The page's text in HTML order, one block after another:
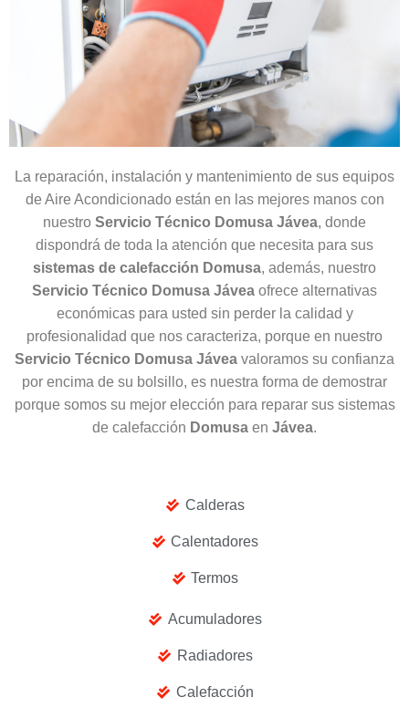
La reparación, instalación y mantenimiento de sus equipos
de Aire Acondicionado están en las mejores manos con
nuestro Servicio Técnico Domusa Jávea, donde
dispondrá de toda la atención que necesita para sus
sistemas de calefacción Domusa, además, nuestro
Servicio Técnico Domusa Jávea ofrece alternativas
económicas para usted sin perder la calidad y
profesionalidad que nos caracteriza, porque en nuestro
Servicio Técnico Domusa Jávea valoramos su confianza
por encima de su bolsillo, es nuestra forma de demostrar
porque somos su mejor elección para reparar sus sistemas
de calefacción Domusa en Jávea.
Calderas
Calentadores
Termos
Acumuladores
Radiadores
Calefacción